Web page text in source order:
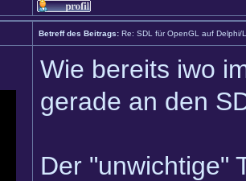
Betreff des Beitrags: Re: SDL für OpenGL auf Delphi/
Wie bereits iwo
gerade an den
Der "unwichtige"